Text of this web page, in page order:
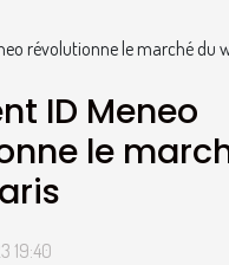
révolutionne le marché du
ID Meneo
le
19:40